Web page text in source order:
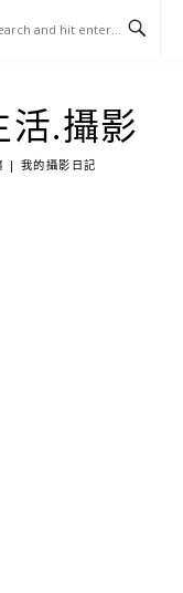
活.攝影
| 我的攝影日記